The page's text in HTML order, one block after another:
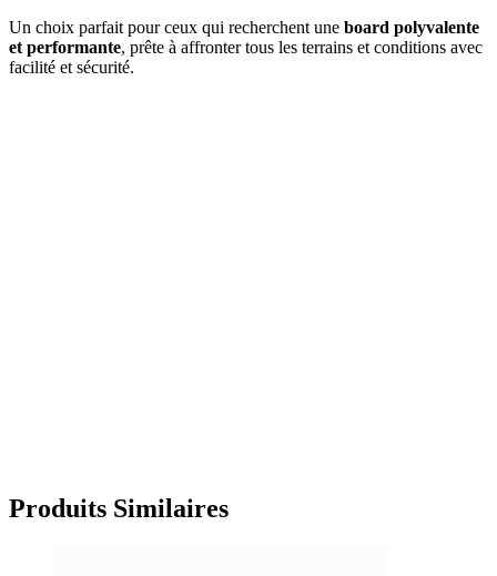
Un choix parfait pour ceux qui recherchent une board polyvalente
et performante, prête à affronter tous les terrains et conditions avec
facilité et sécurité.
Produits Similaires